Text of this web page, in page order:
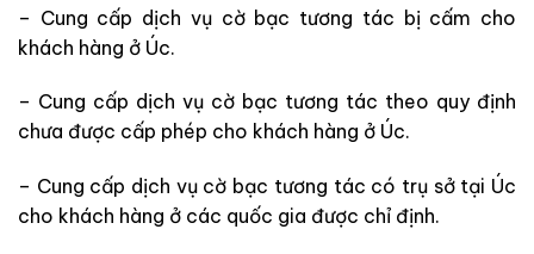
– Cung cấp dịch vụ cờ bạc tương tác bị cấm cho
khách hàng ở Úc.
– Cung cấp dịch vụ cờ bạc tương tác theo quy định
chưa được cấp phép cho khách hàng ở Úc.
– Cung cấp dịch vụ cờ bạc tương tác có trụ sở tại Úc
cho khách hàng ở các quốc gia được chỉ định.